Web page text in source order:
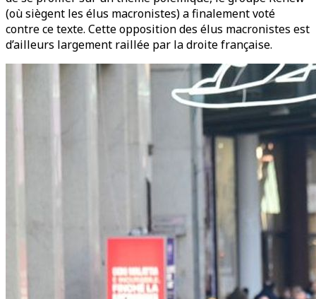
(où siègent les élus macronistes) a finalement voté
contre ce texte. Cette opposition des élus macronistes est
d’ailleurs largement raillée par la droite française.